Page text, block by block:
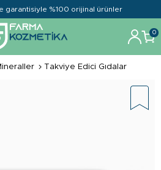
garantisiyle %100 orijinal ürünler
0
Takviye Edici Gıdalar